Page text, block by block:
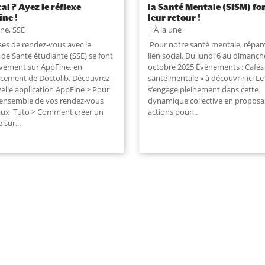
? Ayez le réflexe
!
,SSE
de rendez-vous avec le
Santé étudiante (SSE) se font
sur AppFine, en
de Doctolib. Découvrez
application AppFine > Pour
de vos rendez-vous
Tuto > Comment créer un
sur...
la Santé Mentale (SISM)
leur retour !
À la une
Pour notre santé mentale,
lien social. Du lundi 6 au
octobre 2025 Évènements : Cafés
santé mentale » à découvrir ici Le
s’engage pleinement dans cette
dynamique collective en
actions pour...